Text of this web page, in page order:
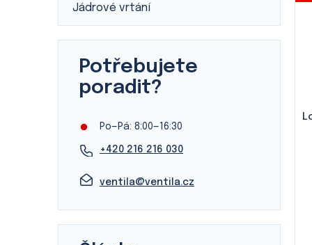
Jádrové vrtání
Potřebujete
poradit?
Po—Pá: 8:00—16:30
+420 216 216 030
ventila@ventila.cz